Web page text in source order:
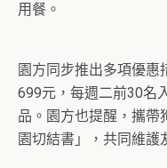
用餐。
園方同步推出多項優惠
699元，每週二前30名
品。園方也提醒，攜帶
園切結書」，共同維護